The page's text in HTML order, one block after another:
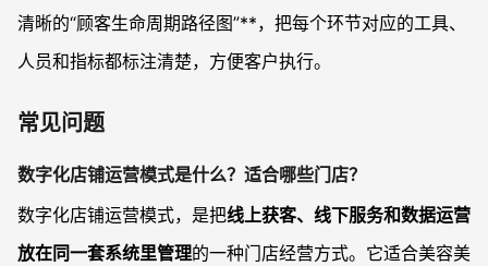
清晰的“顾客生命周期路径图”**，把每个环节对应的工具、
人员和指标都标注清楚，方便客户执行。
常见问题
数字化店铺运营模式是什么？适合哪些门店？
数字化店铺运营模式，是把线上获客、线下服务和数据运营
放在同一套系统里管理的一种门店经营方式。它适合美容美